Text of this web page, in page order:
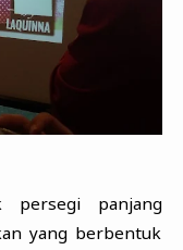
persegi panjang
yang berbentuk